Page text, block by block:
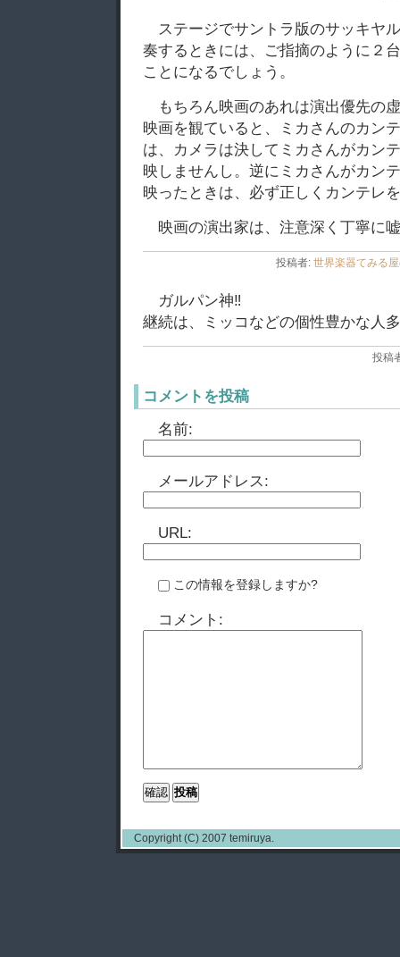
ステージでサントラ版のサッキヤ
奏するときには、ご指摘のように２
ことになるでしょう。
もちろん映画のあれは演出優先の
映画を観ていると、ミカさんのカン
は、カメラは決してミカさんがカン
映しませんし。逆にミカさんがカン
映ったときは、必ず正しくカンテレ
映画の演出家は、注意深く丁寧に
投稿者: 世界楽器てみる
ガルパン神‼︎
継続は、ミッコなどの個性豊かな人
投稿
コメントを投稿
名前:
メールアドレス:
URL:
この情報を登録しますか?
コメント:
Copyright (C) 2007 temiruya.